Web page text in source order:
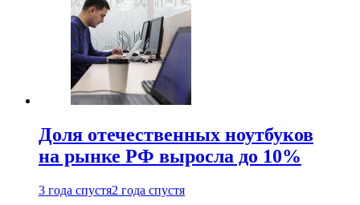
Доля отечественных ноутбуков
на рынке РФ выросла до 10%
3 года спустя2 года спустя